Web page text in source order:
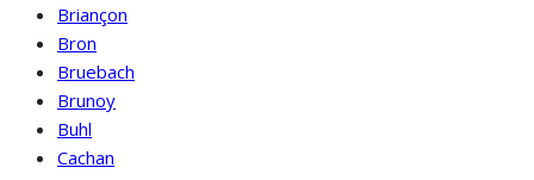
Briançon
Bron
Bruebach
Brunoy
Buhl
Cachan